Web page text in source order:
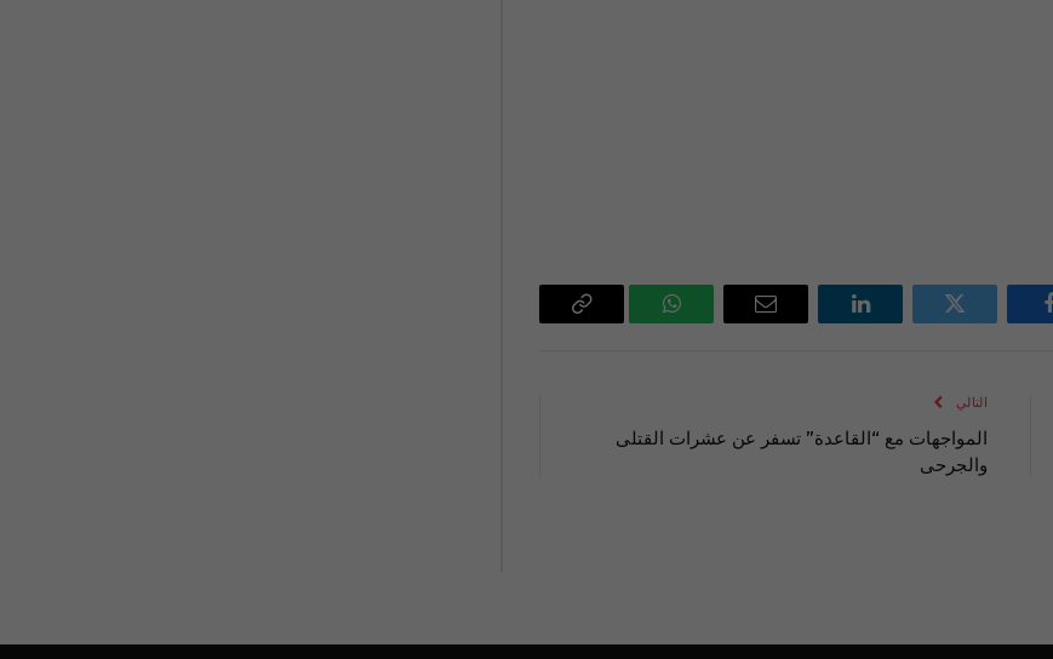
فيسبوك تويتر لينكدإن
البريد
واتساب
Copy
التالي
المواجهات مع “القاعدة” تسفر عن عشرات القتلى
والجرحى